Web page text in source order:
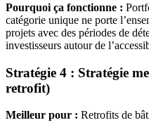
Pourquoi ça fonctionne :
catégorie unique ne porte
projets avec des périodes de
investisseurs autour de
Stratégie 4 : Stratégie
retrofit)
Meilleur pour : Retrofits de